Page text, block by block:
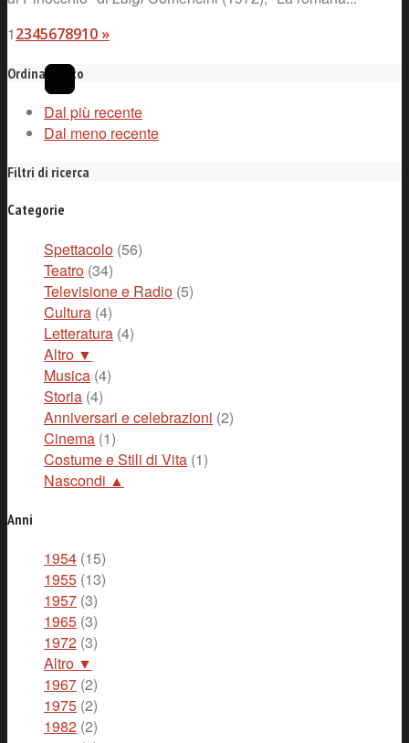
12345678910 »
Ordinamento
Dal più recente
Dal meno recente
Filtri di ricerca
Categorie
Spettacolo (56)
Teatro (34)
Televisione e Radio (5)
Cultura (4)
Letteratura (4)
Altro ▼
Musica (4)
Storia (4)
Anniversari e celebrazioni (2)
Cinema (1)
Costume e Stili di Vita (1)
Nascondi ▲
Anni
1954 (15)
1955 (13)
1957 (3)
1965 (3)
1972 (3)
Altro ▼
1967 (2)
1975 (2)
1982 (2)